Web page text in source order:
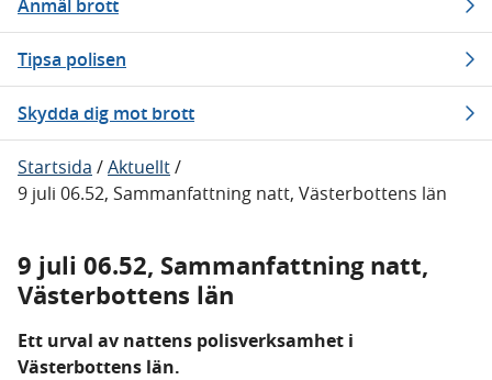
Anmäl brott
Tipsa polisen
Skydda dig mot brott
Startsida /Aktuellt/
9 juli 06.52, Sammanfattning natt, Västerbottens län
9 juli 06.52, Sammanfattning natt,
Västerbottens län
Ett urval av nattens polisverksamhet i
Västerbottens län.